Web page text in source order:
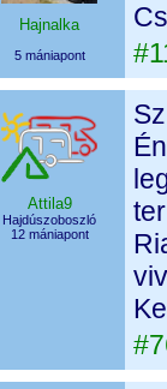
Hajnalka
5 mániapont
Attila9
Hajdúszoboszló
12 mániapont